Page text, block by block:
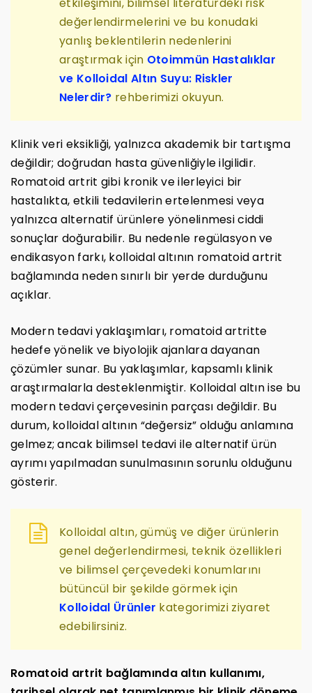
değerlendirmelerini ve bu konudaki
yanlış beklentilerin nedenlerini
araştırmak için Otoimmün Hastalıklar
ve Kolloidal Altın Suyu: Riskler
Nelerdir? rehberimizi okuyun.
Klinik veri eksikliği, yalnızca akademik bir tartışma
değildir; doğrudan hasta güvenliğiyle ilgilidir.
Romatoid artrit gibi kronik ve ilerleyici bir
hastalıkta, etkili tedavilerin ertelenmesi veya
yalnızca alternatif ürünlere yönelinmesi ciddi
sonuçlar doğurabilir. Bu nedenle regülasyon ve
endikasyon farkı, kolloidal altının romatoid artrit
bağlamında neden sınırlı bir yerde durduğunu
açıklar.
Modern tedavi yaklaşımları, romatoid artritte
hedefe yönelik ve biyolojik ajanlara dayanan
çözümler sunar. Bu yaklaşımlar, kapsamlı klinik
araştırmalarla desteklenmiştir. Kolloidal altın ise bu
modern tedavi çerçevesinin parçası değildir. Bu
durum, kolloidal altının “değersiz” olduğu anlamına
gelmez; ancak bilimsel tedavi ile alternatif ürün
ayrımı yapılmadan sunulmasının sorunlu olduğunu
gösterir.
Kolloidal altın, gümüş ve diğer ürünlerin
genel değerlendirmesi, teknik özellikleri
ve bilimsel çerçevedeki konumlarını
bütüncül bir şekilde görmek için
Kolloidal Ürünler kategorimizi ziyaret
edebilirsiniz.
Romatoid artrit bağlamında altın kullanımı,